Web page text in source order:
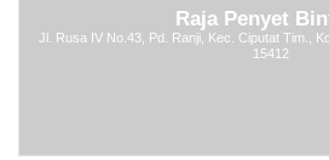
Raja Penyet
Jl. Rusa IV No.43, Pd. Ranji, Kec. Ciputat Tim.,
15412